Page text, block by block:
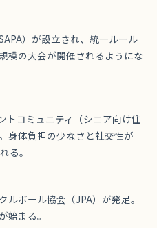
）が設立され、統一ルール
模の大会が開催されるようにな
トコミュニティ（シニア向け住
身体負担の少なさと社交性が
る。
ルボール協会（JPA）が発足。
始まる。